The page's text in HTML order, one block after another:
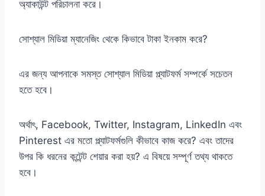
অ্যাকাউন্ট পরিচালনা করে।
সোশ্যাল মিডিয়া ম্যানেজিং থেকে কিভাবে টাকা ইনকাম করে?
এর জন্য আপনাকে সমস্ত সোশ্যাল মিডিয়া প্ল্যাটফর্ম সম্পর্কে সচেতন
হতে হবে।
অর্থাৎ, Facebook, Twitter, Instagram, LinkedIn এবং
Pinterest এর মতো প্ল্যাটফর্মগুলি কীভাবে কাজ করে? এবং তাদের
উপর কি ধরনের কন্টেন্ট শেয়ার করা হয়? এ বিষয়ে সম্পূর্ণ তথ্য থাকতে
হবে।